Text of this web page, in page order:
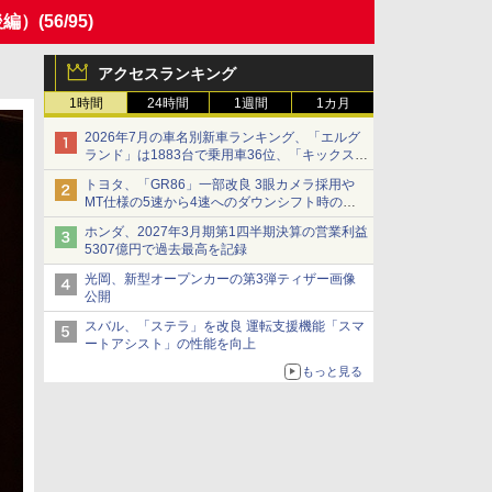
） (56/95)
アクセスランキング
1時間 24時間 1週間 1カ月
2026年7月の車名別新車ランキング、「エルグ
ランド」は1883台で乗用車36位、「キックス」
は2591台で27位に
トヨタ、「GR86」一部改良 3眼カメラ採用や
MT仕様の5速から4速へのダウンシフト時の操
作性向上など
ホンダ、2027年3月期第1四半期決算の営業利益
5307億円で過去最高を記録
光岡、新型オープンカーの第3弾ティザー画像
公開
スバル、「ステラ」を改良 運転支援機能「スマ
ートアシスト」の性能を向上
もっと見る